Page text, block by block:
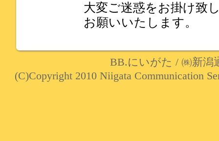
大変ご迷惑をお掛け致
お願いいたします。
BB.にいがた / ㈱新潟
(C)Copyright 2010 Niigata Communication